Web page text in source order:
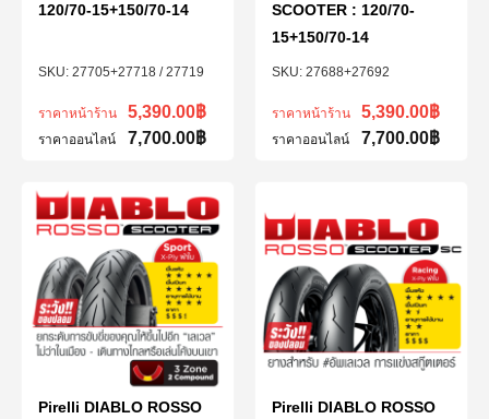
27705+27718 / 27719
120/70-15+150/70-14
ราคาหน้าร้าน 5,390.00฿
ราคาออนไลน์ 7,700.00฿
27688+27692
SCOOTER : 120/70-
15+150/70-14
ราคาหน้าร้าน 5,390.00฿
ราคาออนไลน์ 7,700.00฿
Pirelli DIABLO ROSSO
Pirelli DIABLO ROSSO